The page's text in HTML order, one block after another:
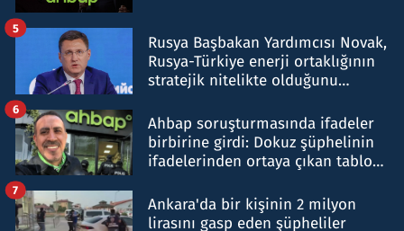
Rusya Başbakan Yardımcısı Novak,
Rusya-Türkiye enerji ortaklığının
stratejik nitelikte olduğunu
5
Ahbap soruşturmasında ifadeler
birbirine girdi: Dokuz şüphelinin
ifadelerinden ortaya çıkan tablo
6
Ankara'da bir kişinin 2 milyon
lirasını gasp eden şüpheliler
7